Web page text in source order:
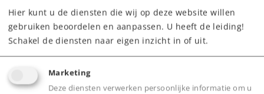
Spoor H0 Tijdperk VI Reizigersrijtuigensets
Hier kunt u de diensten die wij op deze website willen
gebruiken beoordelen en aanpassen. U heeft de leiding!
Schakel de diensten naar eigen inzicht in of uit.
Marketing
Deze diensten verwerken persoonlijke informatie om u